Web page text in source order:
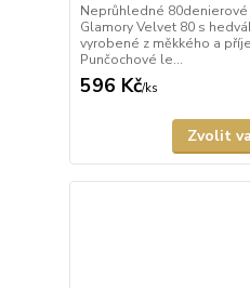
Neprůhledné
Glamory Velvet 80 s
vyrobené z měkkého a
Punčochové le...
596 Kč/ks
Zvolit